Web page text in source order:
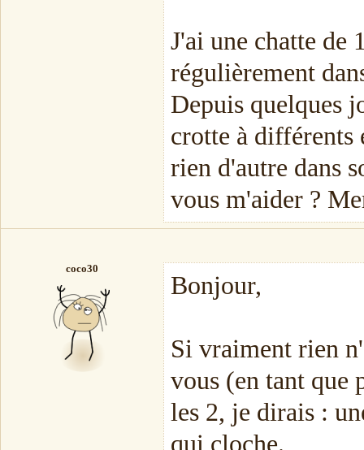
J'ai une chatte de
régulièrement
Depuis quelques
crotte à différents
rien d'autre dans
vous m'aider ?
coco30
Bonjour,
Si vraiment rien
vous (en tant que
les 2, je dirais :
qui cloche.